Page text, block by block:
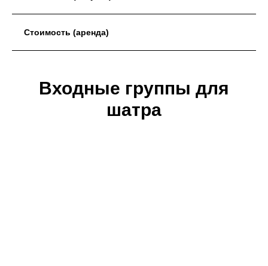
Стоимость (аренда)
Входные группы для
шатра